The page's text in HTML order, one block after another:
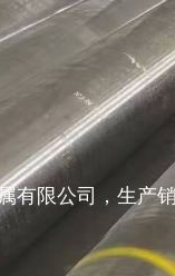
有限公司，生产